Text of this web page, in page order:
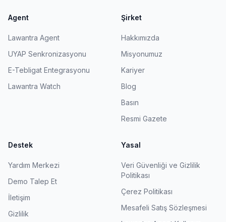
Agent
Lawantra Agent
UYAP Senkronizasyonu
E-Tebligat Entegrasyonu
Lawantra Watch
Şirket
Hakkımızda
Misyonumuz
Kariyer
Blog
Basın
Resmi Gazete
Destek
Yardım Merkezi
Demo Talep Et
İletişim
Gizlilik
Yasal
Veri Güvenliği ve Gizlilik
Politikası
Çerez Politikası
Mesafeli Satış Sözleşmesi